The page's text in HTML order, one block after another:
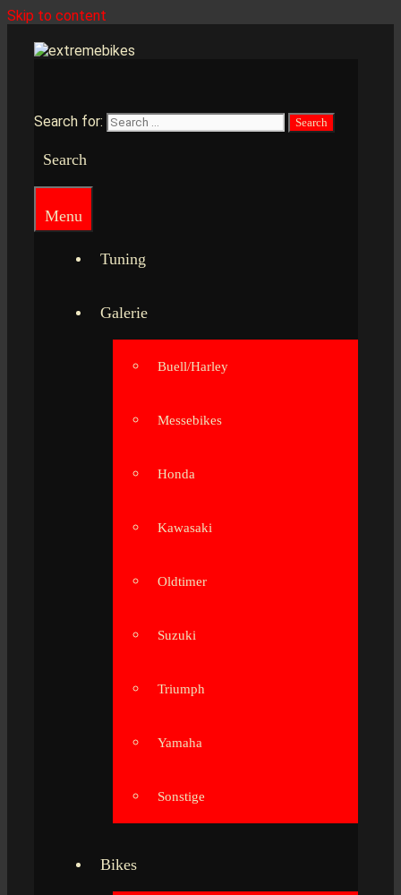
Skip to content
Search for:
Search
Menu
Tuning
Galerie
Buell/Harley
Messebikes
Honda
Kawasaki
Oldtimer
Suzuki
Triumph
Yamaha
Sonstige
Bikes